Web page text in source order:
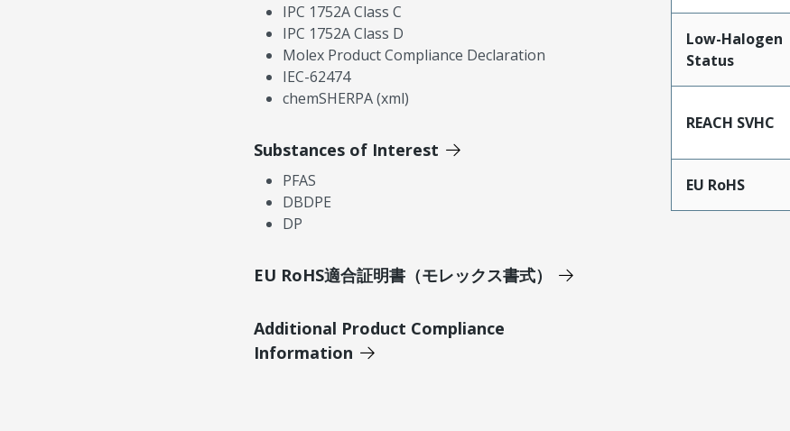
IPC 1752A Class C
IPC 1752A Class D
Molex Product Compliance Declaration
IEC-62474
chemSHERPA (xml)
Substances of Interest
PFAS
DBDPE
DP
EU RoHS適合証明書（モレックス書式）
Additional Product Compliance
Information
Low-Halogen
Status
REACH SVHC
EU RoHS